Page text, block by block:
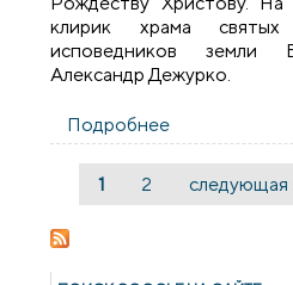
клирик храма
исповедников земли
Александр Дежурко.
Подробнее
часе в школе
Страницы
1 2 следующая